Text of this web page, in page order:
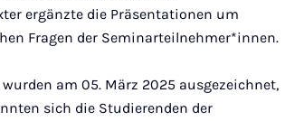
ergänzte die Präsentationen um
Fragen der Seminarteilnehmer*innen.
am 05. März 2025 ausgezeichnet,
sich die Studierenden der